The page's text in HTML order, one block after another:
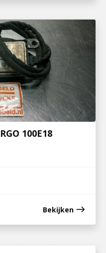
100E18
Bekijken east